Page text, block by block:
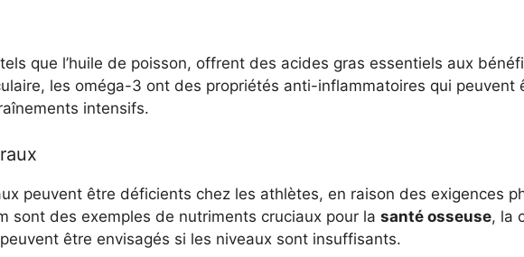
que l’huile de poisson, offrent des acides gras essentiels aux
les oméga-3 ont des propriétés anti-inflammatoires qui peuvent
intensifs.
peuvent être déficients chez les athlètes, en raison des exigences
sont des exemples de nutriments cruciaux pour la santé osseuse, la
être envisagés si les niveaux sont insuffisants.